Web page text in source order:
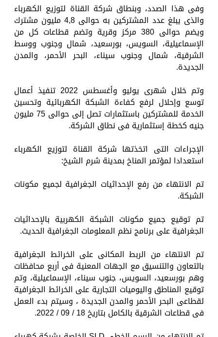
وفى هذا الصدد، وبنطاق شركة القناة لتوزيع الكهرباء
والذى يبلغ عدد المشتركين به حوالى 4,8 مليون مشترك
ويضم حوالى 380 مركز وقرية وتضم قطاعات كل من
الإسماعيلية، السويس، بورسعيد، شمال وجنوب ووسط
الشرقية، شمال وجنوب سيناء، البحر الأحمر، والمدن
الجديدة.
وتم خلال شهرى يوليو وأغسطس 2022 تنفيذ أعمال
توسع وإحلال لرفع كفاءة الشبكة الكهربائية وتحسين
الخدمة للمشتركين باستثمارات تصل إلى حوالى 75 مليون
جنيه كخطة إستثمارية فى نطاق الشركة.
الإجراءات التى اتخذتها شركة القناة لتوزيع الكهرباء
استعدادا لمؤتمر المناخ بمدينة شرم الشيخ:
تم الانتهاء من رفع الإحداثيات الجغرافية لجميع مكونات
الشبكة.
تم توقيع جميع مكونات الشبكة الكهربية بالإحداثيات
الجغرافية على برنامج نظم المعلومات الجغرافية الحديث.
تم الانتهاء من الربط المكانى على الخرائط الجغرافية
بالتعاون والتنسيق مع الجهات المعنية فى أربع محافظات
وهم بورسعيد، السويس، جنوب سيناء، الإسماعيلية، وتم
توقيع المناطق واليوميات التجارية على الخرائط الجغرافية
لقطاعى البحر الأحمر والمدن الجديدة ، وسيتم بدء العمل
فى قطاعات الشرقية بالكامل بتاريخ 18 / 09 / 2022.